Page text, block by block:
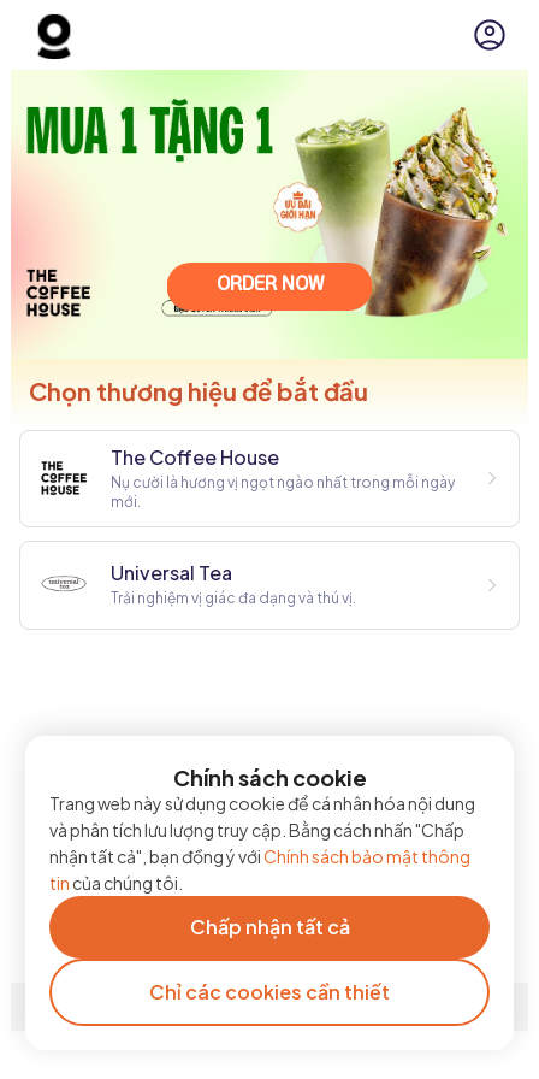
ORDER NOW
Chọn thương hiệu để bắt đầu
The Coffee House
Nụ cười là hương vị ngọt ngào nhất trong mỗi ngày
mới.
Universal Tea
Trải nghiệm vị giác đa dạng và thú vị.
Điều khoản sử dụng Chính sách bảo mật thông tin
Chính sách cookie
Trang web này sử dụng cookie để cá nhân hóa nội dung
và phân tích lưu lượng truy cập. Bằng cách nhấn "Chấp
nhận tất cả", bạn đồng ý vớiChính sách bảo mật thông
tin của chúng tôi.
Chấp nhận tất cả
Chỉ các cookies cần thiết